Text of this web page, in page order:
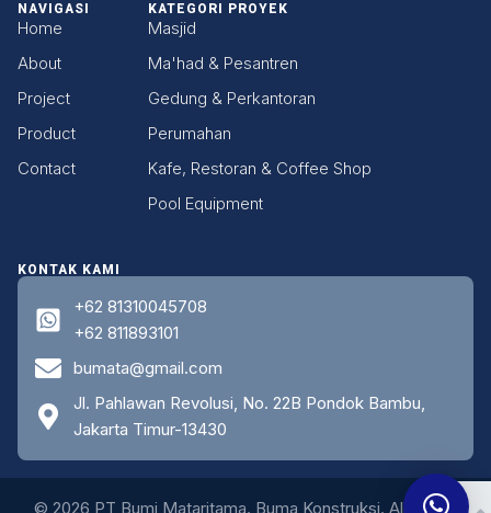
NAVIGASI
Home
About
Project
Product
Contact
KATEGORI PROYEK
Masjid
Ma'had & Pesantren
Gedung & Perkantoran
Perumahan
Kafe, Restoran & Coffee Shop
Pool Equipment
KONTAK KAMI
+62 81310045708
+62 811893101
bumata@gmail.com
Jl. Pahlawan Revolusi, No. 22B Pondok Bambu,
Jakarta Timur-13430
© 2026 PT Bumi Mataritama. Buma Konstruksi. All Rights